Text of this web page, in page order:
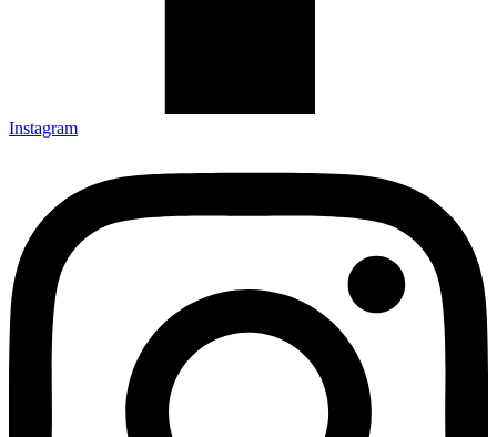
Instagram